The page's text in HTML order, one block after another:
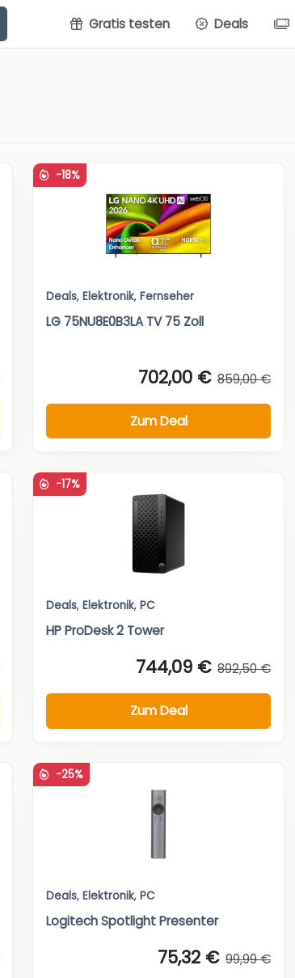
Gratis testen Deals
-18%
Deals, Elektronik, Fernseher
LG 75NU8E0B3LA TV 75 Zoll
702,00 € 859,00 €
Zum Deal
-17%
Deals, Elektronik, PC
HP ProDesk 2 Tower
744,09 € 892,50 €
Zum Deal
-25%
Deals, Elektronik, PC
Logitech Spotlight Presenter
75,32 € 99,99 €